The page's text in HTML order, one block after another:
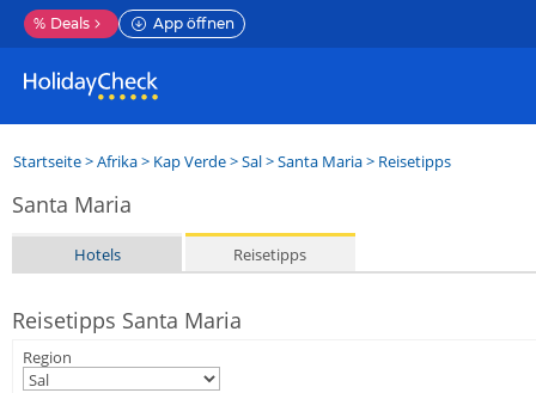
% Deals App öffnen
Startseite>Afrika> Kap Verde>Sal>Santa Maria> Reisetipps
Santa Maria
Hotels Reisetipps
Reisetipps Santa Maria
Region